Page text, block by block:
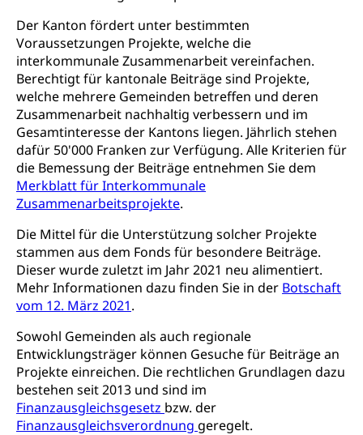
Der Kanton fördert unter bestimmten
Voraussetzungen Projekte, welche die
interkommunale Zusammenarbeit vereinfachen.
Berechtigt für kantonale Beiträge sind Projekte,
welche mehrere Gemeinden betreffen und deren
Zusammenarbeit nachhaltig verbessern und im
Gesamtinteresse der Kantons liegen. Jährlich stehen
dafür 50'000 Franken zur Verfügung. Alle Kriterien für
die Bemessung der Beiträge entnehmen Sie dem
Merkblatt für Interkommunale
Zusammenarbeitsprojekte.
Die Mittel für die Unterstützung solcher Projekte
stammen aus dem Fonds für besondere Beiträge.
Dieser wurde zuletzt im Jahr 2021 neu alimentiert.
Mehr Informationen dazu finden Sie in der Botschaft
vom 12. März 2021.
Sowohl Gemeinden als auch regionale
Entwicklungsträger können Gesuche für Beiträge an
Projekte einreichen. Die rechtlichen Grundlagen dazu
bestehen seit 2013 und sind im
Finanzausgleichsgesetz bzw. der
Finanzausgleichsverordnung geregelt.
Suchtprävention
Gesundheitsversorgung
Unfallversicherung, Invalidenversicherung,
Sozialhilfe
Kranken- und Unfallversicherung
(gruezi.lu.ch)
Krankenversicherung (WAS Luzern)
Existenzsicherung - Sozialhilfe
Soziales und Gesellschaft (Dienststelle)
Opferhilfe
Arbeitslosenversicherung (WAS Luzern)
Invalidenversicherung (WAS Luzern)
Soziale Sicherheit
Sucht und Drogen
Drogenabhängigkeit, Drogensucht,
Medikamentenabhängigkeit,
Arzneimittelabhängigkeit, Suchtkrankheit,
Drogenabhängige, Drogensüchtige,
Betäubungsmittel, Suchtmittel, Psychopharmaka
Fachstelle Sucht Region Luzern
Drogen (Polizei)
Sucht
Gesundheitsversorgung
Gesundheitsversorgung, Spital, Pflegeinitiative,
Gesundheitsversorgung
AHV / IV
Altersrente, Invalidenrente, Witwenrente,
Sozialversicherung, Vorsorgeeinrichtung,
Pensionskasse, erste Säule, zweite Säule, dritte
Säule, Hilflosenentschädigung,
Ergänzungsleistungen, Altersvorsorge,
Todesfallversicherung
Hilfslosenentschädigung (WAS Luzern)
AHV-Hinterlassenenrente (WAS Luzern)
Behinderung
Körperbehinderung, körperliche Behinderung,